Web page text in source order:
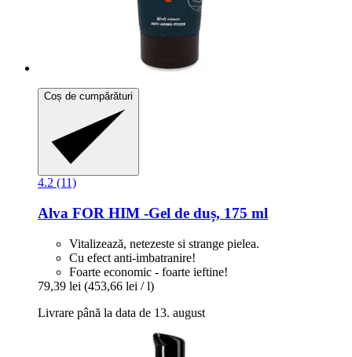
Coș de cumpărături
4.2 (11)
Alva FOR HIM -​Gel de duș, 175 ml
Vitalizează, netezeste si strange pielea.
Cu efect anti-imbatranire!
Foarte economic - foarte ieftine!
79,39 lei (453,66 lei / l)
Livrare până la data de 13. august